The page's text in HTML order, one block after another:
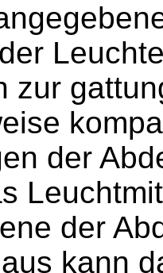
zur
der
der
kann